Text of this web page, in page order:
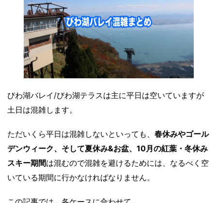
びわ湖バレイ/びわ湖テラスは主に平日は空いていますが
土日は混雑します。
ただいくら平日は混雑しないといっても、 春休みやゴール
デンウィーク、そして夏休み&お盆、10月の紅葉・冬休み
スキー期間は混むので混雑を避けるためには、なるべく空
いている期間に行かなければなりません。